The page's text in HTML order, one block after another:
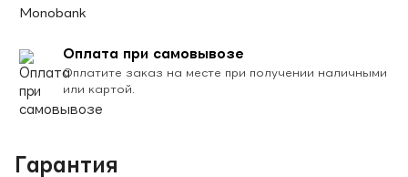
Оплата при самовывозе
Оплатите заказ на месте при получении наличными
или картой.
Гарантия